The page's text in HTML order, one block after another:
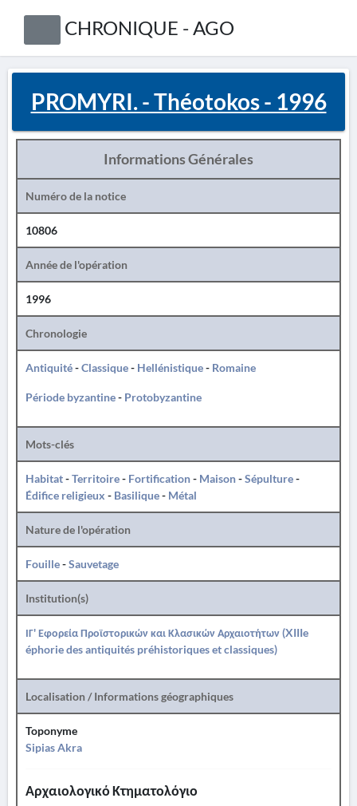
CHRONIQUE - AGO
PROMYRI. - Théotokos - 1996
Informations Générales
Numéro de la notice
10806
Année de l'opération
1996
Chronologie
Antiquité-Classique- Hellénistique- Romaine
Période byzantine- Protobyzantine
Mots-clés
Habitat-Territoire- Fortification- Maison-Sépulture-
Édifice religieux - Basilique- Métal
Nature de l'opération
Fouille-Sauvetage
Institution(s)
ΙΓ' Εφορεία Προϊστορικών και Κλασικών Αρχαιοτήτων (XIIIe
éphorie des antiquités préhistoriques et classiques)
Localisation / Informations géographiques
Toponyme
Sipias Akra
Αρχαιολογικό Κτηματολόγιο